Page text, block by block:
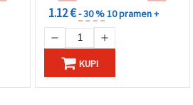
1.12 €- 30 %10 pramen +
KUPI